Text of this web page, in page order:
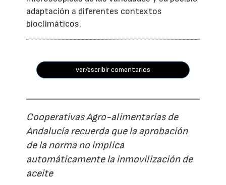
adaptación a diferentes contextos
bioclimáticos.
ver/escribir comentarios
Cooperativas Agro-alimentarias de
Andalucía recuerda que la aprobación
de la norma no implica
automáticamente la inmovilización de
aceite